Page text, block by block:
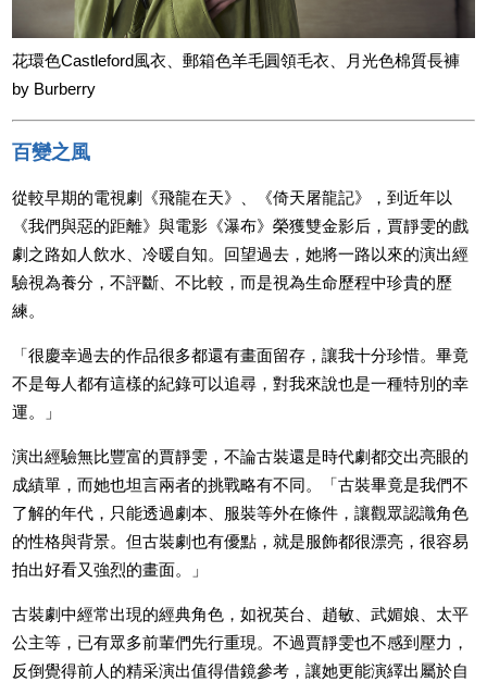
花環色Castleford風衣、郵箱色羊毛圓領毛衣、月光色棉質長褲
by Burberry
百變之風
從較早期的電視劇《飛龍在天》、《倚天屠龍記》，到近年以
《我們與惡的距離》與電影《瀑布》榮獲雙金影后，賈靜雯的戲
劇之路如人飲水、冷暖自知。回望過去，她將一路以來的演出經
驗視為養分，不評斷、不比較，而是視為生命歷程中珍貴的歷
練。
「很慶幸過去的作品很多都還有畫面留存，讓我十分珍惜。畢竟
不是每人都有這樣的紀錄可以追尋，對我來說也是一種特別的幸
運。」
演出經驗無比豐富的賈靜雯，不論古裝還是時代劇都交出亮眼的
成績單，而她也坦言兩者的挑戰略有不同。「古裝畢竟是我們不
了解的年代，只能透過劇本、服裝等外在條件，讓觀眾認識角色
的性格與背景。但古裝劇也有優點，就是服飾都很漂亮，很容易
拍出好看又強烈的畫面。」
古裝劇中經常出現的經典角色，如祝英台、趙敏、武媚娘、太平
公主等，已有眾多前輩們先行重現。不過賈靜雯也不感到壓力，
反倒覺得前人的精采演出值得借鏡參考，讓她更能演繹出屬於自